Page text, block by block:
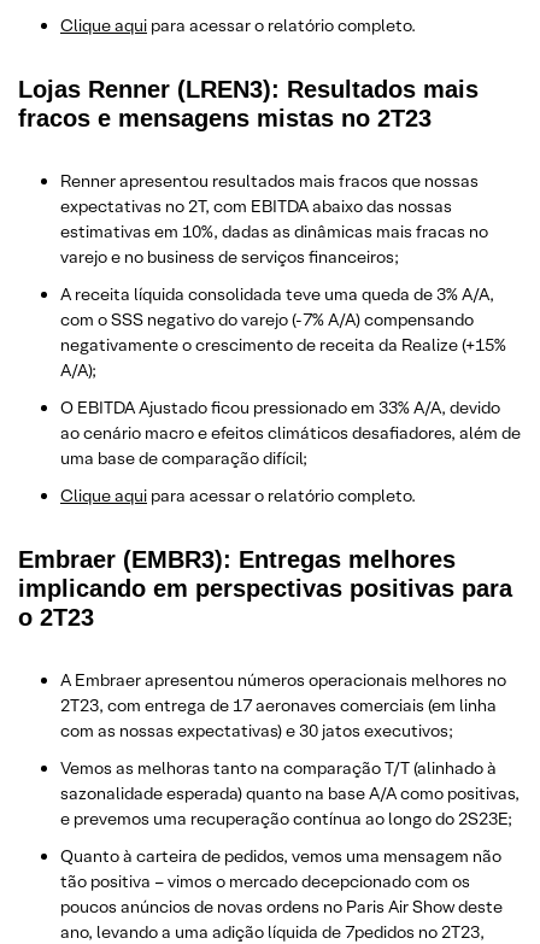
Clique aqui para acessar o relatório completo.
Lojas Renner (LREN3): Resultados mais
fracos e mensagens mistas no 2T23
Renner apresentou resultados mais fracos que nossas
expectativas no 2T, com EBITDA abaixo das nossas
estimativas em 10%, dadas as dinâmicas mais fracas no
varejo e no business de serviços financeiros;
A receita líquida consolidada teve uma queda de 3% A/A,
com o SSS negativo do varejo (-7% A/A) compensando
negativamente o crescimento de receita da Realize (+15%
A/A);
O EBITDA Ajustado ficou pressionado em 33% A/A, devido
ao cenário macro e efeitos climáticos desafiadores, além de
uma base de comparação difícil;
Clique aqui para acessar o relatório completo.
Embraer (EMBR3): Entregas melhores
implicando em perspectivas positivas para
o 2T23
A Embraer apresentou números operacionais melhores no
2T23, com entrega de 17 aeronaves comerciais (em linha
com as nossas expectativas) e 30 jatos executivos;
Vemos as melhoras tanto na comparação T/T (alinhado à
sazonalidade esperada) quanto na base A/A como positivas,
e prevemos uma recuperação contínua ao longo do 2S23E;
Quanto à carteira de pedidos, vemos uma mensagem não
tão positiva – vimos o mercado decepcionado com os
poucos anúncios de novas ordens no Paris Air Show deste
ano, levando a uma adição líquida de 7pedidos no 2T23,